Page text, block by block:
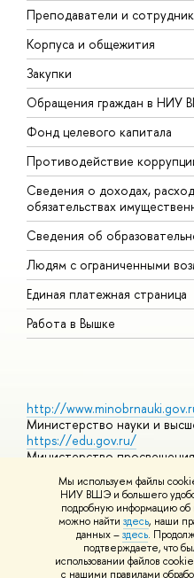
Мы используем файлы
НИУ ВШЭ и большего
подробную информацию об
можно найти здесь, наши
данных –здесь.
подтверждаете, что
использовании файлов
с нашими правилами
Преподаватели и
Корпуса и общежития
Закупки
Обращения граждан в НИУ
Фонд целевого капитала
Противодействие
Сведения о доходах,
обязательствах
Сведения об
Людям с ограниченными
Единая платежная страница
Работа в Вышке
http://
Министерство науки и
https://edu.gov.ru/
Министерство
https://elearning.hse.ru/mooc
Массовые открытые
© НИУ ВШЭ 1993–2026 Адреса
использования материалов